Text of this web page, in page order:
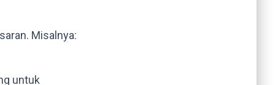
Misalnya:
untuk